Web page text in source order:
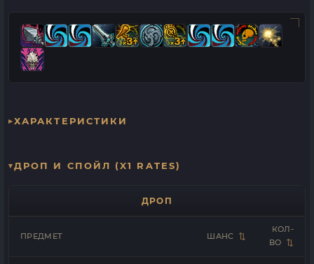
ХАРАКТЕРИСТИКИ
ДРОП И СПОЙЛ (X1 RATES)
ДРОП
ПРЕДМЕТ ШАНС
КОЛ-
ВО